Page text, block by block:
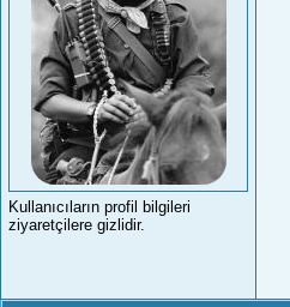
Kullanıcıların profil bilgileri
ziyaretçilere gizlidir.